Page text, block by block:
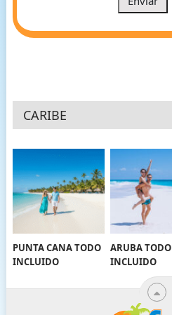
CARIBE
PUNTA CANA TODO
INCLUIDO
ARUBA TODO
INCLUIDO